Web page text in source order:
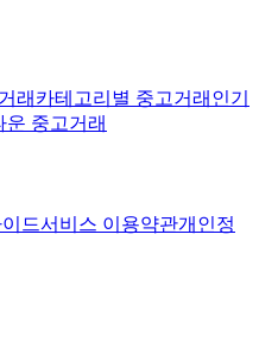
래 카테고리별 중고거래 인기
운 중고거래
드서비스 이용약관개인정